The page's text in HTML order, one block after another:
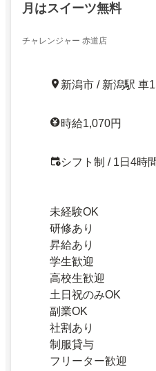
月はスイーツ無料
チャレンジャー 赤道店
新潟市 / 新潟駅 車
時給1,070円
シフト制 / 1日4時
未経験OK
研修あり
昇給あり
学生歓迎
高校生歓迎
土日祝のみOK
副業OK
社割あり
制服貸与
フリーター歓迎